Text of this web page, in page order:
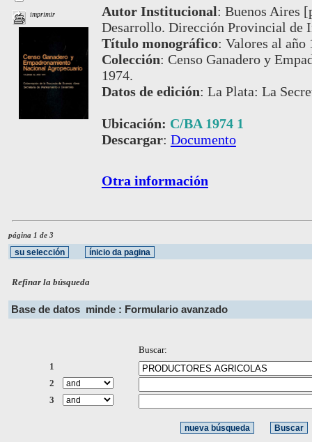
imprimir Autor Institucional: Buenos Aires
Desarrollo. Dirección Provincial de
Título monográfico: Valores al año
Colección: Censo Ganadero y
1974.
Datos de edición: La Plata: La
Ubicación: C/BA 1974 1
Descargar: Documento
Otra información
página 1 de 3
Refinar la búsqueda
Base de datos minde : Formulario avanzado
Buscar:
1
2
3